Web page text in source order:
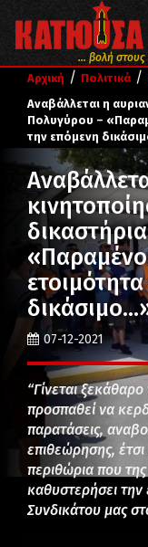
... βολή
Αρχική / Πολιτικά /
Αναβάλλεται η
Πολυγύρου –
την επόμενη
07-12-2021
“Γίνεται
προσπαθεί να
παρατάσεις,
επιθεώρησης,
περιθώρια που της
καθυστερήσει
Συνδικάτου μας